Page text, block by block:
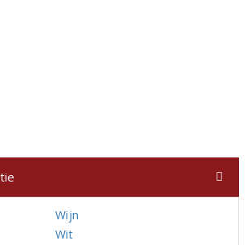
Wijn
Wit